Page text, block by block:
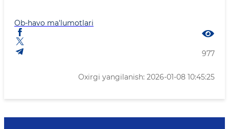
Ob-havo ma'lumotlari
977
Oxirgi yangilanish: 2026-01-08 10:45:25